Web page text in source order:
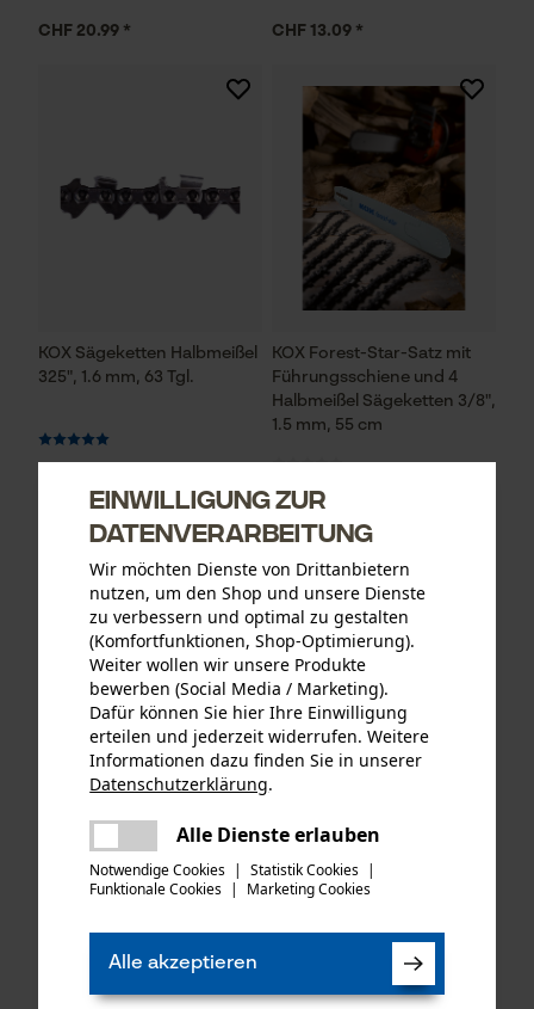
CHF 20.99 * CHF 13.09 *
KOX Sägeketten Halbmeißel
325", 1.6 mm, 63 Tgl.
KOX Forest-Star-Satz mit
Führungsschiene und 4
Halbmeißel Sägeketten 3/8",
1.5 mm, 55 cm
Führungsschiene 3/8", 1.6
mm, 40 cm
KOX Sägeketten Vollmeißel
325", 1.5 mm, 56 Tgl.
Einwilligung zur
Datenverarbeitung
Wir möchten Dienste von Drittanbietern
nutzen, um den Shop und unsere Dienste
zu verbessern und optimal zu gestalten
(Komfortfunktionen, Shop-Optimierung).
Weiter wollen wir unsere Produkte
bewerben (Social Media / Marketing).
Dafür können Sie hier Ihre Einwilligung
erteilen und jederzeit widerrufen. Weitere
Informationen dazu finden Sie in unserer
Datenschutzerklärung.
Alle Dienste erlauben
Notwendige Cookies | Statistik Cookies |
Funktionale Cookies | Marketing Cookies
Alle akzeptieren
Es ist ein Fehler aufgetreten. Bitte
versuchen Sie es erneut.
mail